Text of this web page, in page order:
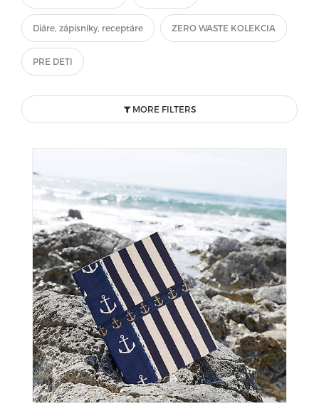
Diáre, zápisníky, receptáre ZERO WASTE KOLEKCIA
PRE DETI
MORE FILTERS